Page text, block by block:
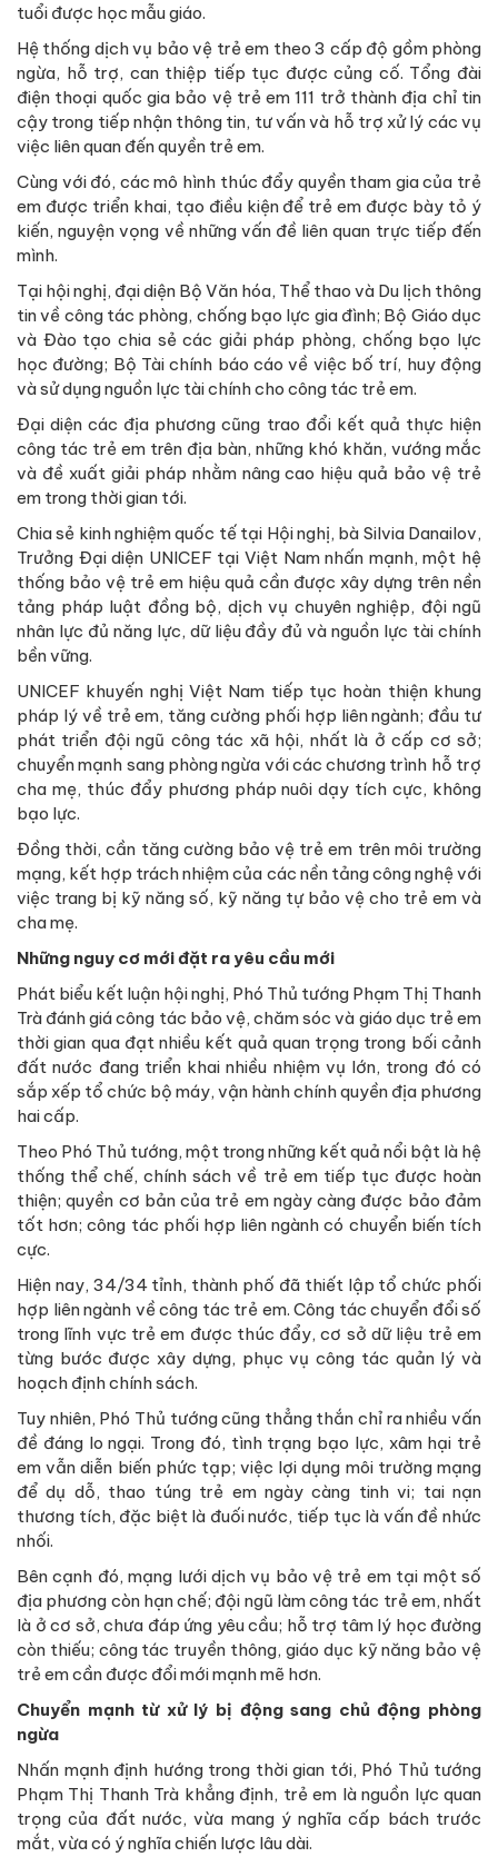
tuổi được học mẫu giáo.
Hệ thống dịch vụ bảo vệ trẻ em theo 3 cấp độ gồm phòng
ngừa, hỗ trợ, can thiệp tiếp tục được củng cố. Tổng đài
điện thoại quốc gia bảo vệ trẻ em 111 trở thành địa chỉ tin
cậy trong tiếp nhận thông tin, tư vấn và hỗ trợ xử lý các vụ
việc liên quan đến quyền trẻ em.
Cùng với đó, các mô hình thúc đẩy quyền tham gia của trẻ
em được triển khai, tạo điều kiện để trẻ em được bày tỏ ý
kiến, nguyện vọng về những vấn đề liên quan trực tiếp đến
mình.
Tại hội nghị, đại diện Bộ Văn hóa, Thể thao và Du lịch thông
tin về công tác phòng, chống bạo lực gia đình; Bộ Giáo dục
và Đào tạo chia sẻ các giải pháp phòng, chống bạo lực
học đường; Bộ Tài chính báo cáo về việc bố trí, huy động
và sử dụng nguồn lực tài chính cho công tác trẻ em.
Đại diện các địa phương cũng trao đổi kết quả thực hiện
công tác trẻ em trên địa bàn, những khó khăn, vướng mắc
và đề xuất giải pháp nhằm nâng cao hiệu quả bảo vệ trẻ
em trong thời gian tới.
Chia sẻ kinh nghiệm quốc tế tại Hội nghị, bà Silvia Danailov,
Trưởng Đại diện UNICEF tại Việt Nam nhấn mạnh, một hệ
thống bảo vệ trẻ em hiệu quả cần được xây dựng trên nền
tảng pháp luật đồng bộ, dịch vụ chuyên nghiệp, đội ngũ
nhân lực đủ năng lực, dữ liệu đầy đủ và nguồn lực tài chính
bền vững.
UNICEF khuyến nghị Việt Nam tiếp tục hoàn thiện khung
pháp lý về trẻ em, tăng cường phối hợp liên ngành; đầu tư
phát triển đội ngũ công tác xã hội, nhất là ở cấp cơ sở;
chuyển mạnh sang phòng ngừa với các chương trình hỗ trợ
cha mẹ, thúc đẩy phương pháp nuôi dạy tích cực, không
bạo lực.
Đồng thời, cần tăng cường bảo vệ trẻ em trên môi trường
mạng, kết hợp trách nhiệm của các nền tảng công nghệ với
việc trang bị kỹ năng số, kỹ năng tự bảo vệ cho trẻ em và
cha mẹ.
Những nguy cơ mới đặt ra yêu cầu mới
Phát biểu kết luận hội nghị, Phó Thủ tướng Phạm Thị Thanh
Trà đánh giá công tác bảo vệ, chăm sóc và giáo dục trẻ em
thời gian qua đạt nhiều kết quả quan trọng trong bối cảnh
đất nước đang triển khai nhiều nhiệm vụ lớn, trong đó có
sắp xếp tổ chức bộ máy, vận hành chính quyền địa phương
hai cấp.
Theo Phó Thủ tướng, một trong những kết quả nổi bật là hệ
thống thể chế, chính sách về trẻ em tiếp tục được hoàn
thiện; quyền cơ bản của trẻ em ngày càng được bảo đảm
tốt hơn; công tác phối hợp liên ngành có chuyển biến tích
cực.
Hiện nay, 34/34 tỉnh, thành phố đã thiết lập tổ chức phối
hợp liên ngành về công tác trẻ em. Công tác chuyển đổi số
trong lĩnh vực trẻ em được thúc đẩy, cơ sở dữ liệu trẻ em
từng bước được xây dựng, phục vụ công tác quản lý và
hoạch định chính sách.
Tuy nhiên, Phó Thủ tướng cũng thẳng thắn chỉ ra nhiều vấn
đề đáng lo ngại. Trong đó, tình trạng bạo lực, xâm hại trẻ
em vẫn diễn biến phức tạp; việc lợi dụng môi trường mạng
để dụ dỗ, thao túng trẻ em ngày càng tinh vi; tai nạn
thương tích, đặc biệt là đuối nước, tiếp tục là vấn đề nhức
nhối.
Bên cạnh đó, mạng lưới dịch vụ bảo vệ trẻ em tại một số
địa phương còn hạn chế; đội ngũ làm công tác trẻ em, nhất
là ở cơ sở, chưa đáp ứng yêu cầu; hỗ trợ tâm lý học đường
còn thiếu; công tác truyền thông, giáo dục kỹ năng bảo vệ
trẻ em cần được đổi mới mạnh mẽ hơn.
Chuyển mạnh từ xử lý bị động sang chủ động phòng
ngừa
Nhấn mạnh định hướng trong thời gian tới, Phó Thủ tướng
Phạm Thị Thanh Trà khẳng định, trẻ em là nguồn lực quan
trọng của đất nước, vừa mang ý nghĩa cấp bách trước
mắt, vừa có ý nghĩa chiến lược lâu dài.